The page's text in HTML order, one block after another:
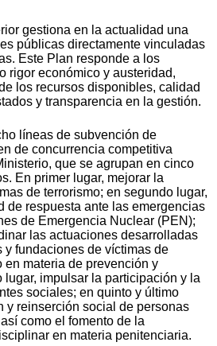
gestiona en la actualidad una
públicas directamente vinculadas
Este Plan responde a los
rigor económico y austeridad,
los recursos disponibles, calidad
y transparencia en la gestión.
líneas de subvención de
de concurrencia competitiva
que se agrupan en cinco
En primer lugar, mejorar la
de terrorismo; en segundo lugar,
de respuesta ante las emergencias
de Emergencia Nuclear (PEN);
las actuaciones desarrolladas
y fundaciones de víctimas de
en materia de prevención y
lugar, impulsar la participación y la
sociales; en quinto y último
y reinserción social de personas
como el fomento de la
en materia penitenciaria.